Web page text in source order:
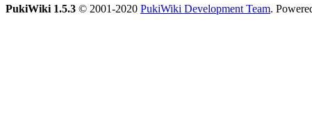
PukiWiki 1.5.3 © 2001-2020 PukiWiki Development Team.